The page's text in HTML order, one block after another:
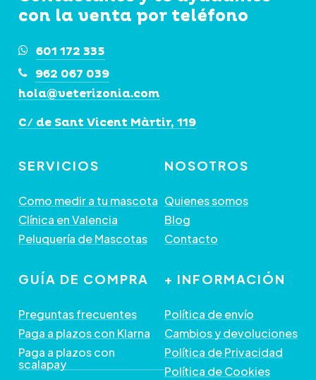
pueden
en
la
página
de
pueden
con la venta por teléfono
601 172 335
962 067 039
hola@veterizonia.com
C/ de Sant Vicent Màrtir, 119
SERVICIOS
Como medir a tu mascota
Clínica en Valencia
Peluquería de Mascotas
NOSOTROS
Quienes somos
Blog
Contacto
GUÍA DE COMPRA
Preguntas frecuentes
Paga a plazos con Klarna
Paga a plazos con
scalapay
+ INFORMACIÓN
Política de envío
Cambios y devoluciones
Política de Privacidad
Política de Cookies